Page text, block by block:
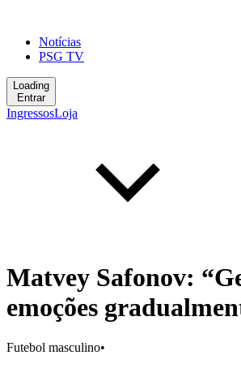
Notícias
PSG TV
Loading
Entrar
IngressosLoja
Matvey Safonov:
emoções
Futebol masculino•